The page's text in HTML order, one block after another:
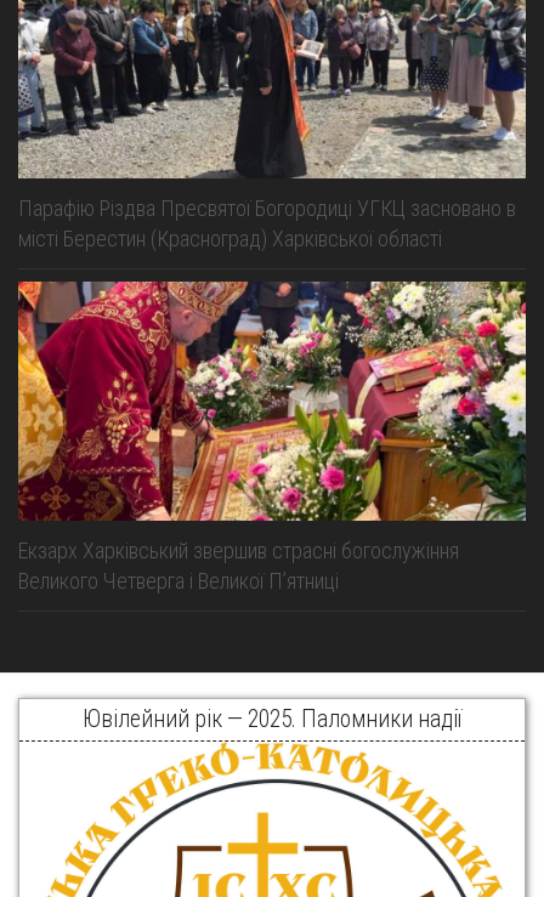
Парафію Різдва Пресвятої Богородиці УГКЦ засновано в
місті Берестин (Красноград) Харківської області
Екзарх Харківський звершив страсні богослужіння
Великого Четверга і Великої Пʼятниці
Ювілейний рік — 2025. Паломники надії